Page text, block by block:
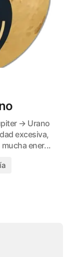
→ Urano
excesiva,
ener...